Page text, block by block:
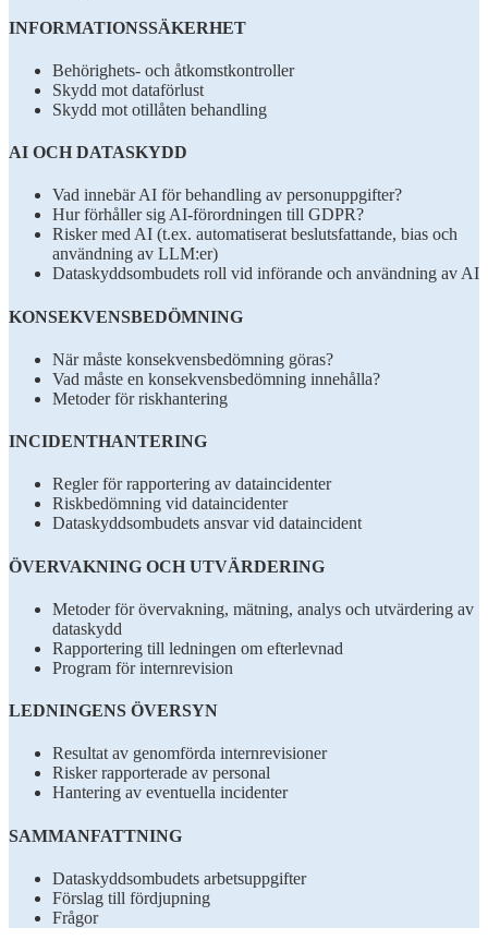
INFORMATIONSSÄKERHET
Behörighets- och åtkomstkontroller
Skydd mot dataförlust
Skydd mot otillåten behandling
AI OCH DATASKYDD
Vad innebär AI för behandling av personuppgifter?
Hur förhåller sig AI-förordningen till GDPR?
Risker med AI (t.ex. automatiserat beslutsfattande, bias och
användning av LLM:er)
Dataskyddsombudets roll vid införande och användning av AI
KONSEKVENSBEDÖMNING
När måste konsekvensbedömning göras?
Vad måste en konsekvensbedömning innehålla?
Metoder för riskhantering
INCIDENTHANTERING
Regler för rapportering av dataincidenter
Riskbedömning vid dataincidenter
Dataskyddsombudets ansvar vid dataincident
ÖVERVAKNING OCH UTVÄRDERING
Metoder för övervakning, mätning, analys och utvärdering av
dataskydd
Rapportering till ledningen om efterlevnad
Program för internrevision
LEDNINGENS ÖVERSYN
Resultat av genomförda internrevisioner
Risker rapporterade av personal
Hantering av eventuella incidenter
SAMMANFATTNING
Dataskyddsombudets arbetsuppgifter
Förslag till fördjupning
Frågor